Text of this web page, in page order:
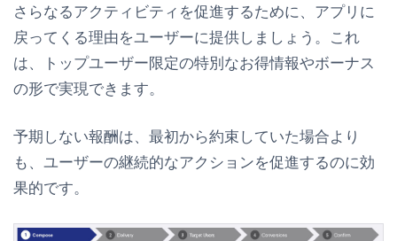
さらなるアクティビティを促進するために、アプリに
戻ってくる理由をユーザーに提供しましょう。これ
は、トップユーザー限定の特別なお得情報やボーナス
の形で実現できます。
予期しない報酬は、最初から約束していた場合より
も、ユーザーの継続的なアクションを促進するのに効
果的です。